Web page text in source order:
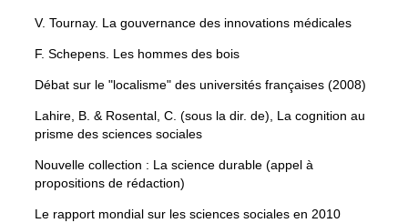
V. Tournay. La gouvernance des innovations médicales
F. Schepens. Les hommes des bois
Débat sur le "localisme" des universités françaises (2008)
Lahire, B. & Rosental, C. (sous la dir. de), La cognition au
prisme des sciences sociales
Nouvelle collection : La science durable (appel à
propositions de rédaction)
Le rapport mondial sur les sciences sociales en 2010